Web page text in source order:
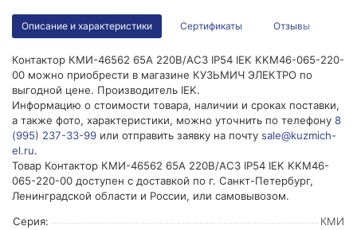
Описание и характеристики Сертификаты Отзывы
Контактор КМИ-46562 65А 220В/АС3 IP54 IEK KKM46-065-220-
00 можно приобрести в магазине КУЗЬМИЧ ЭЛЕКТРО по
выгодной цене. Производитель IEK.
Информацию о стоимости товара, наличии и сроках поставки,
а также фото, характеристики, можно уточнить по телефону 8
(995) 237-33-99 или отправить заявку на почту sale@kuzmich-
el.ru.
Товар Контактор КМИ-46562 65А 220В/АС3 IP54 IEK KKM46-
065-220-00 доступен с доставкой по г. Санкт-Петербург,
Ленинградской области и России, или самовывозом.
Серия:
КМИ